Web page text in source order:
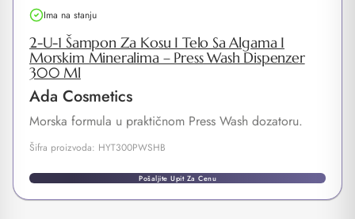
Ima na stanju
2-U-1 Šampon Za Kosu I Telo Sa Algama I
Morskim Mineralima – Press Wash Dispenzer
300 Ml
Ada Cosmetics
Morska formula u praktičnom Press Wash dozatoru.
Šifra proizvoda: HYT300PWSHB
Pošaljite Upit Za Cenu